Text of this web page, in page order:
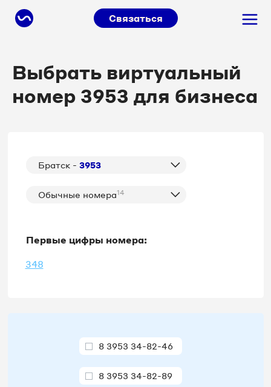
Связаться
Выбрать виртуальный
номер 3953 для бизнеса
Братск - 3953
Обычные номера14
Первые цифры номера:
348
8 3953 34-82-46
8 3953 34-82-89